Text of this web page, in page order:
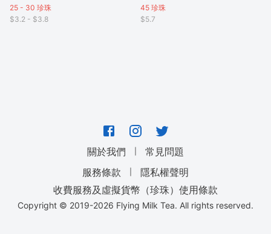
25 - 30 珍珠
$3.2 - $3.8
45 珍珠
$5.7
關於我們 ｜
常見問題
服務條款
｜
隱私權聲明
收費服務及虛擬貨幣（珍珠）使用條款
Copyright © 2019-2026 Flying Milk Tea. All rights reserved.